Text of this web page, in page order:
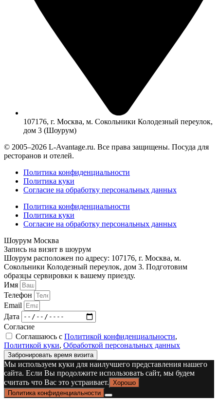
107176, г. Москва, м. Сокольники Колодезный переулок,
дом 3 (Шоурум)
© 2005–2026 L-Avantage.ru. Все права защищены. Посуда для
ресторанов и отелей.
Политика конфиденциальности
Политика куки
Согласие на обработку персональных данных
Политика конфиденциальности
Политика куки
Согласие на обработку персональных данных
Шоурум Москва
Запись на визит в шоурум
Шоурум расположен по адресу: 107176, г. Москва, м.
Сокольники Колодезный переулок, дом 3. Подготовим
образцы сервировки к вашему приезду.
Имя
Телефон
Email
Дата
Согласие
Соглашаюсь с Политикой конфиденциальности,
Политикой куки, Обработкой персональных данных
Забронировать время визита
Мы используем куки для наилучшего представления нашего
сайта. Если Вы продолжите использовать сайт, мы будем
считать что Вас это устраивает. Хорошо
Политика конфиденциальности